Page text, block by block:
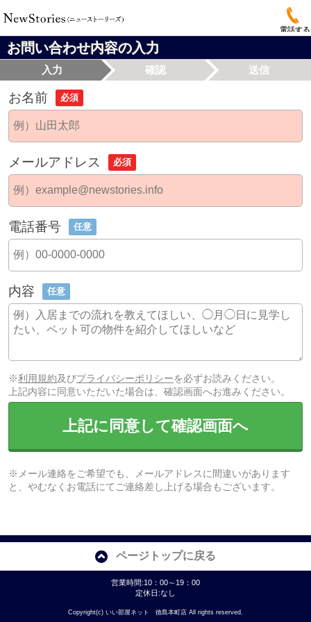
電話する
お問い合わせ内容の入力
入力 確認 送信
お名前 必須
メールアドレス 必須
電話番号 任意
内容 任意
※利用規約及びプライバシーポリシーを必ずお読みください。
上記内容に同意いただいた場合は、確認画面へお進みください。
上記に同意して確認画面へ
※メール連絡をご希望でも、メールアドレスに間違いがあります
と、やむなくお電話にてご連絡差し上げる場合もございます。
ページトップに戻る
営業時間:10：00～19：00
定休日:なし
Copyright(c) いい部屋ネット 徳島本町店 All rights reserved.